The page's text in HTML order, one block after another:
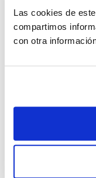
Las cookies de
compartimos
con otra